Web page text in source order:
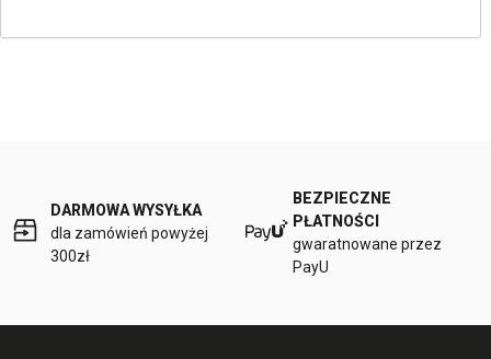
DARMOWA WYSYŁKA
dla zamówień powyżej
300zł
BEZPIECZNE
PŁATNOŚCI
gwaratnowane przez
PayU